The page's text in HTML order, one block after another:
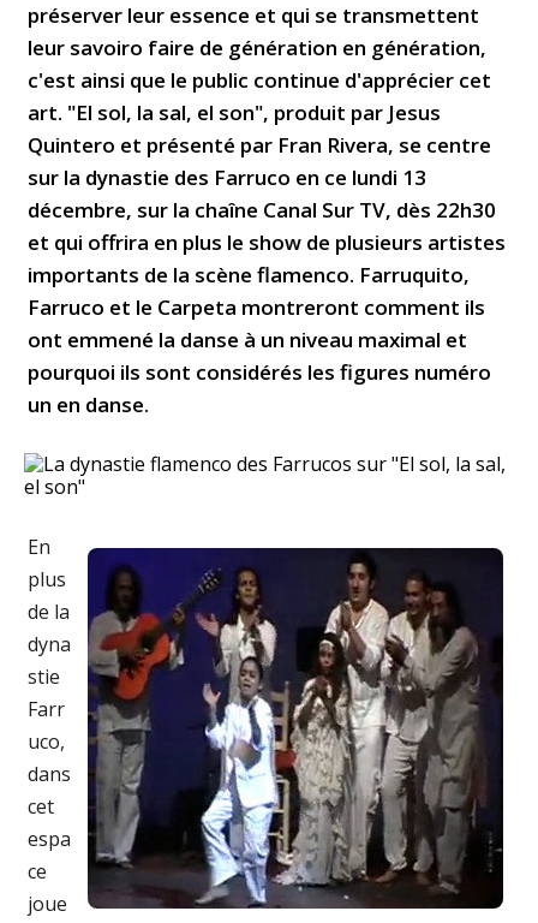
préserver leur essence et qui se transmettent
leur savoiro faire de génération en génération,
c'est ainsi que le public continue d'apprécier cet
art. "El sol, la sal, el son", produit par Jesus
Quintero et présenté par Fran Rivera, se centre
sur la dynastie des Farruco en ce lundi 13
décembre, sur la chaîne Canal Sur TV, dès 22h30
et qui offrira en plus le show de plusieurs artistes
importants de la scène flamenco. Farruquito,
Farruco et le Carpeta montreront comment ils
ont emmené la danse à un niveau maximal et
pourquoi ils sont considérés les figures numéro
un en danse.
En
plus
de la
dyna
stie
Farr
uco,
dans
cet
espa
ce
joue